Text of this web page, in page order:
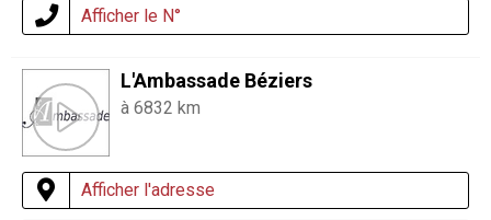
Afficher le N°
L'Ambassade Béziers
à 6832 km
Afficher l'adresse